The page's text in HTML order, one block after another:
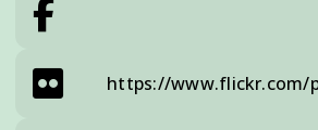
https://www.flickr.com/